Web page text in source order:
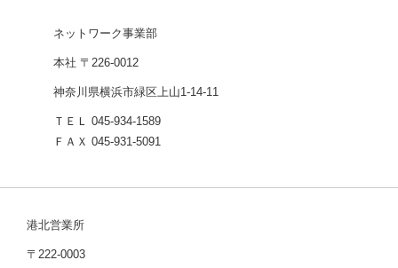
ネットワーク事業部
本社 〒226-0012
神奈川県横浜市緑区上山1-14-11
ＴＥＬ 045-934-1589
ＦＡＸ 045-931-5091
港北営業所
〒222-0003